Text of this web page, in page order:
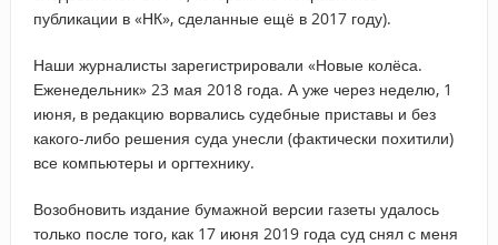
публикации в «НК», сделанные ещё в 2017 году).
Наши журналисты зарегистрировали «Новые колёса.
Еженедельник» 23 мая 2018 года. А уже через неделю, 1
июня, в редакцию ворвались судебные приставы и без
какого-либо решения суда унесли (фактически похитили)
все компьютеры и оргтехнику.
Возобновить издание бумажной версии газеты удалось
только после того, как 17 июня 2019 года суд снял с меня